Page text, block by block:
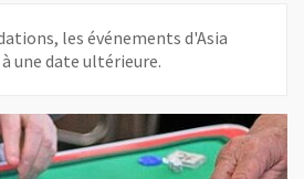
les événements d'Asia
une date ultérieure.